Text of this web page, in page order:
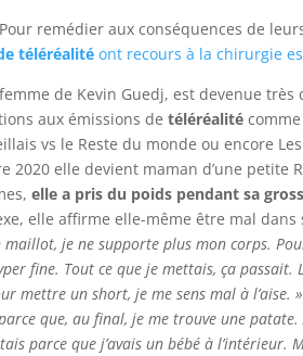
remédier aux conséquences de
téléréalité ont recours à la chirurgie
de Kevin Guedj, est devenue très
aux émissions detéléréalité comme
vs le Reste du monde ou encore Les
2020 elle devient maman d’une petite
elle a pris du poids pendant sa
elle affirme elle-même être mal dans
maillot, je ne supporte plus mon corps.
fine. Tout ce que je mettais, ça passait.
mettre un short, je me sens mal à l’aise.
que, au final, je me trouve une patate.
parce que j’avais un bébé à l’intérieur.